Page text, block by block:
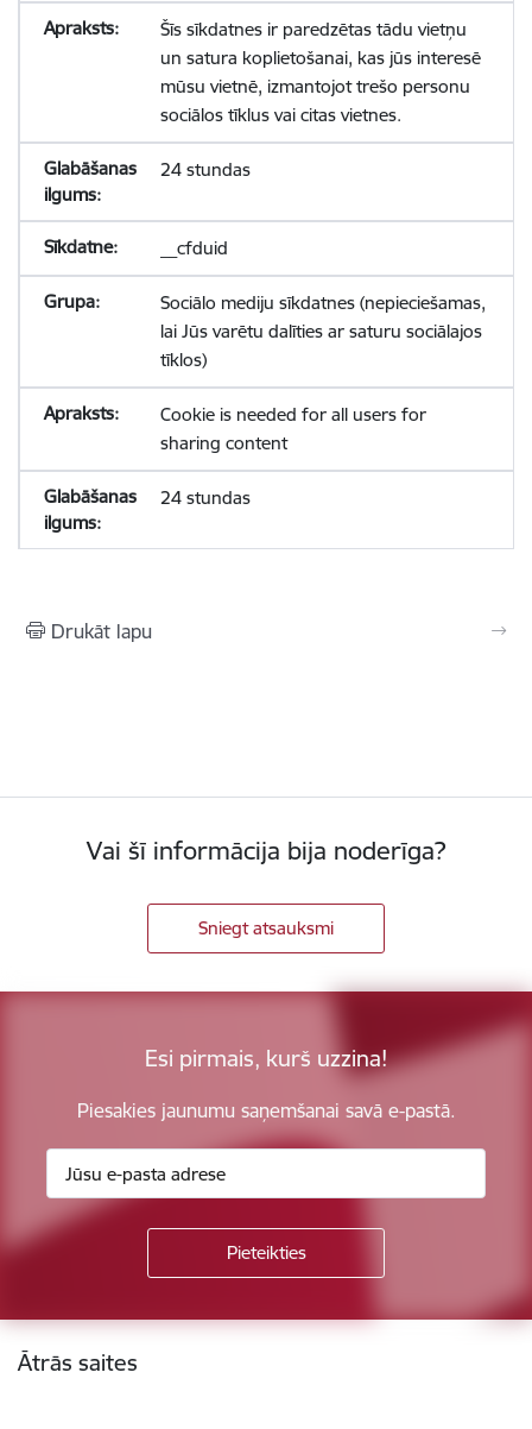
Šīs sīkdatnes ir paredzētas tādu vietņu
un satura koplietošanai, kas jūs interesē
mūsu vietnē, izmantojot trešo personu
sociālos tīklus vai citas vietnes.
24 stundas
__cfduid
Sociālo mediju sīkdatnes (nepieciešamas,
lai Jūs varētu dalīties ar saturu sociālajos
tīklos)
Cookie is needed for all users for
sharing content
24 stundas
Drukāt lapu
Vai šī informācija bija noderīga?
Sniegt atsauksmi
Esi pirmais, kurš uzzina!
Piesakies jaunumu saņemšanai savā e-pastā.
Kājene
Ātrās saites